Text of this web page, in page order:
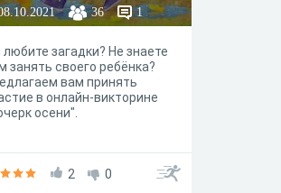
36 1
любите загадки? Не знаете
занять своего ребёнка?
вам принять
в онлайн-викторине
осени".
2 0